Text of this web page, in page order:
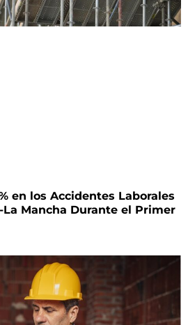
en los Accidentes Laborales
Mancha Durante el Primer